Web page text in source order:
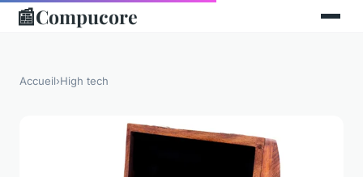
📰Compucore
Accueil›High tech